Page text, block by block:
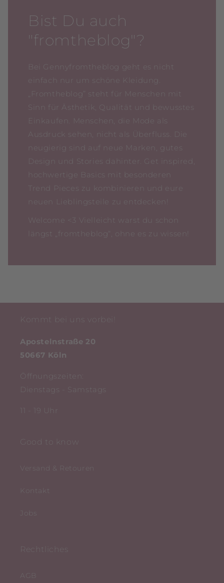
Bist Du auch
"fromtheblog"?
Bei Gennyfromtheblog geht es nicht
einfach nur um schöne Kleidung.
„Fromtheblog” steht für Menschen mit
Sinn für Ästhetik, Qualität und bewusstes
Einkaufen. Menschen, die Mode als
Ausdruck sehen, nicht als Überfluss. Die
neugierig sind auf neue Marken, gutes
Design und Stories dahinter. Get inspired,
hochwertige Basics mit besonderen
Trend Pieces zu kombinieren und eure
neuen Lieblingsteile zu entdecken!
Welcome <3 Vielleicht warst du schon
längst „fromtheblog“, ohne es zu wissen!
Kommt bei uns vorbei!
Apostelnstraße 20
50667 Köln
Öffnungszeiten:
Dienstags - Samstags
11 - 19 Uhr
Good to know
Versand & Retouren
Kontakt
Rechtliches
AGB